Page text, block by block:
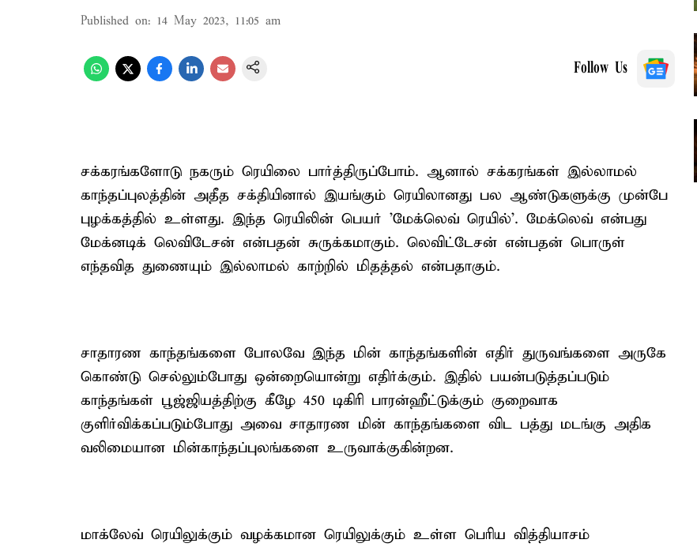
Published on: 14 May 2023, 11:05 am
Follow Us
சக்கரங்களோடு நகரும் ரெயிலை பார்த்திருப்போம். ஆனால் சக்கரங்கள் இல்லாமல்
காந்தப்புலத்தின் அதீத சக்தியினால் இயங்கும் ரெயிலானது பல ஆண்டுகளுக்கு முன்பே
புழக்கத்தில் உள்ளது. இந்த ரெயிலின் பெயர் 'மேக்லெவ் ரெயில்'. மேக்லெவ் என்பது
மேக்னடிக் லெவிடேசன் என்பதன் சுருக்கமாகும். லெவிட்டேசன் என்பதன் பொருள்
எந்தவித துணையும் இல்லாமல் காற்றில் மிதத்தல் என்பதாகும்.
சாதாரண காந்தங்களை போலவே இந்த மின் காந்தங்களின் எதிர் துருவங்களை அருகே
கொண்டு செல்லும்போது ஒன்றையொன்று எதிர்க்கும். இதில் பயன்படுத்தப்படும்
காந்தங்கள் பூஜ்ஜியத்திற்கு கீழே 450 டிகிரி பாரன்ஹீட்டுக்கும் குறைவாக
குளிர்விக்கப்படும்போது அவை சாதாரண மின் காந்தங்களை விட பத்து மடங்கு அதிக
வலிமையான மின்காந்தப்புலங்களை உருவாக்குகின்றன.
மாக்லேவ் ரெயிலுக்கும் வழக்கமான ரெயிலுக்கும் உள்ள பெரிய வித்தியாசம்